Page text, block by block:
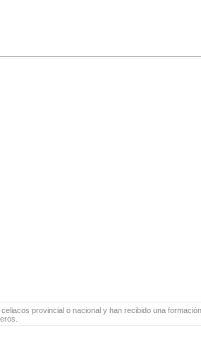
provincial o nacional y han recibido una